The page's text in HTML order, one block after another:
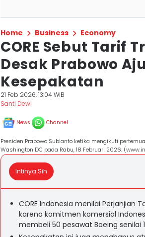
Home Business Economy
CORE Sebut Tarif
Desak Prabowo
Kesepakatan
21 Feb 2026, 13:04 WIB
Santi Dewi
News Channel
Presiden Prabowo Subianto ketika mengikuti
Washington DC pada Rabu, 18 Februari 2026.
Intinya Sih
CORE Indonesia menilai Perjanjian
karena komitmen komersial
membeli 50 pesawat Boeing senilai